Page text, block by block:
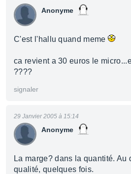
Anonyme
C'est l'hallu quand meme
ca revient a 30 euros le
????
signaler
Anonyme
29 Janvier 2005 à 15:14
La marge? dans la quantité. Au
qualité, quelques fois.